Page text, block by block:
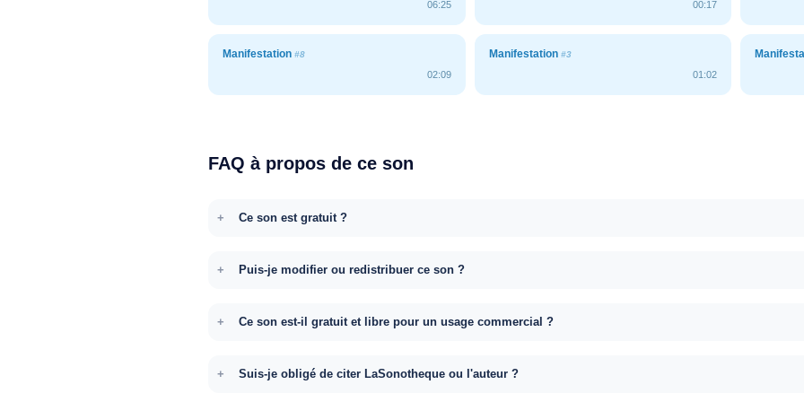
06:25 00:17
Manifestation #8
02:09
Manifestation #3
01:02
FAQ à propos de ce son
Ce son est gratuit ?
Puis-je modifier ou redistribuer ce son ?
Ce son est-il gratuit et libre pour un usage commercial ?
Suis-je obligé de citer LaSonotheque ou l'auteur ?